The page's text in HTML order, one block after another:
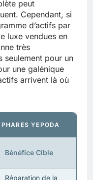
peut
Cependant, si
d’actifs par
luxe vendues en
très
seulement pour un
une galénique
arrivent là où
YEPODA
Bénéfice Cible
Réparation de la